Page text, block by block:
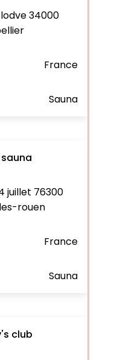
34000
France
Sauna
juillet 76300
rouen
France
Sauna
club